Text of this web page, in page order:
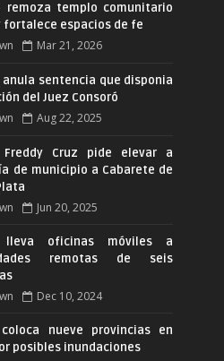
remoza templo comunitario
fortalece espacios de fe
Mar 21, 2026
anula sentencia que disponia
del Juez Consoró
Aug 22, 2025
Freddy Cruz pide elevar a
de municipio a Cabarete de
Jun 20, 2025
lleva oficinas móviles a
remotas de seis
Dec 10, 2024
coloca nueve provincias en
posibles inundaciones